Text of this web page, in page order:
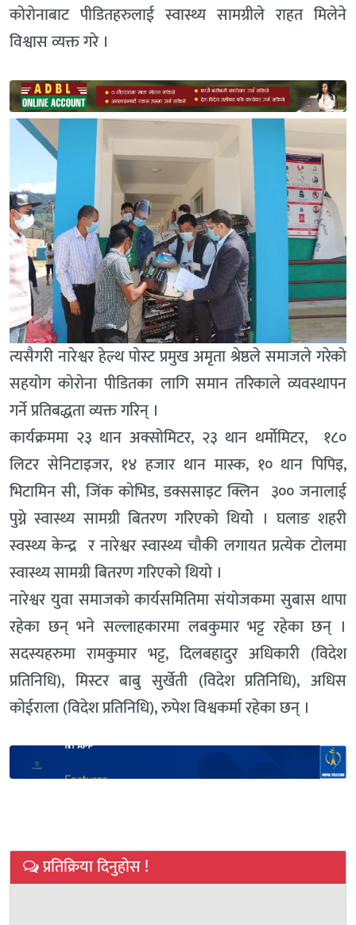
काेराेनाबाट पीडितहरुलाई स्वास्थ्य सामग्रीले राहत मिलेने
विश्वास व्यक्त गरे ।
त्यसैगरी नारेश्वर हेल्थ पाेस्ट प्रमुख अमृता श्रेष्ठले समाजले गरेकाे
सहयोग काेराेना पीडितका लागि समान तरिकाले व्यवस्थापन
गर्ने प्रतिबद्धता व्यक्त गरिन् ।
कार्यक्रममा २३ थान अक्साेमिटर, २३ थान थर्माेमिटर, १८०
लिटर सेनिटाइजर, १४ हजार थान मास्क, १० थान पिपिइ,
भिटामिन सी, जिंक काेभिड, डक्ससाइट क्लिन ३०० जनालाई
पुग्ने स्वास्थ्य सामग्री बितरण गरिएको थियोे । घलाङ शहरी
स्वस्थ्य केन्द्र र नारेश्वर स्वास्थ्य चाैकी लगायत प्रत्येक टाेलमा
स्वास्थ्य सामग्री बितरण गरिएको थियाे ।
नारेश्वर युवा समाजकाे कार्यसमितिमा संयाेजकमा सुबास थापा
रहेका छन् भने सल्लाहकारमा लबकुमार भट्ट रहेका छन् ।
सदस्यहरुमा रामकुमार भट्ट, दिलबहादुर अधिकारी (विदेश
प्रतिनिधि), मिस्टर बाबु सुर्खेती (विदेश प्रतिनिधि), अधिस
काेईराला (विदेश प्रतिनिधि), रुपेश विश्वकर्मा रहेका छन् ।
प्रतिक्रिया दिनुहोस !